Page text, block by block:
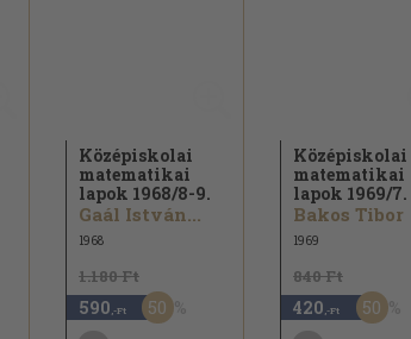
Középiskolai
matematikai
lapok 1968/8-9.
Gaál István...
1968
1.180 Ft
590 ,-Ft 50
Középiskolai
matematikai
lapok 1969/7.
Bakos Tibor
1969
840 Ft
420 ,-Ft 50